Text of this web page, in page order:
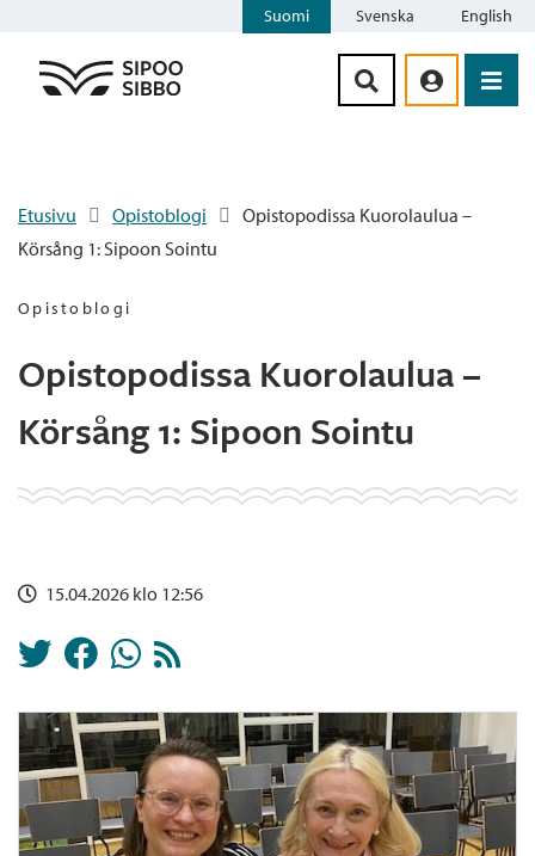
Suomi Svenska English
Etusivu Opistoblogi
Opistopodissa Kuorolaulua –
Körsång 1: Sipoon Sointu
Opistoblogi
Opistopodissa Kuorolaulua –
Körsång 1: Sipoon Sointu
15.04.2026 klo 12:56